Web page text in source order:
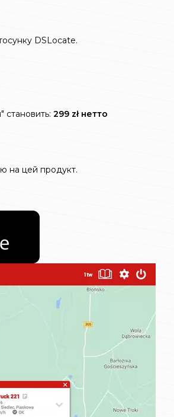
DSLocate.
становить: 299 zł нетто
на цей продукт.